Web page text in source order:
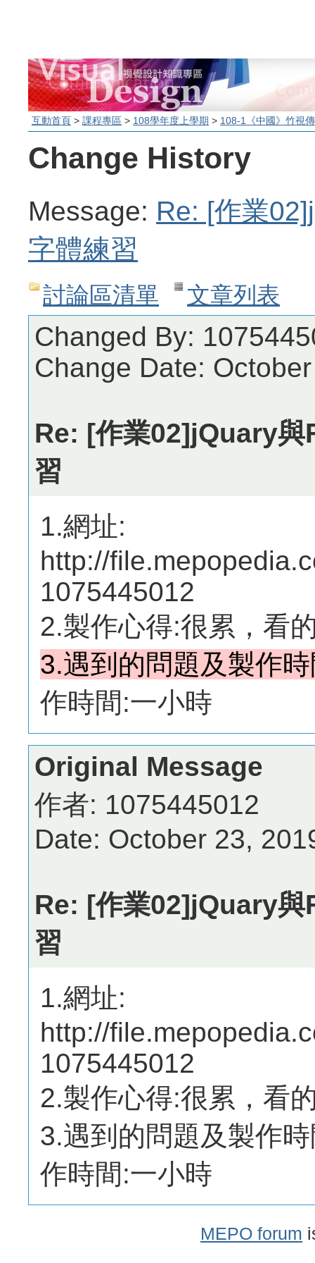
互動首頁 > 課程專區 > 108學年度上學期 > 108-1《中國》竹視
Change History
Message: Re: [作業
字體練習
討論區清單 文章列表
Changed By:
Change Date:
Re: [作業02]jQuary
習
1.網址:
http://
1075445012
2.製作心得:很累，看
3.遇到的問題及製作
作時間:一小時
Original Message
作者: 1075445012
Date: October 23,
Re: [作業02]jQuary
習
1.網址:
http://
1075445012
2.製作心得:很累，看
3.遇到的問題及製作
作時間:一小時
MEPO forum